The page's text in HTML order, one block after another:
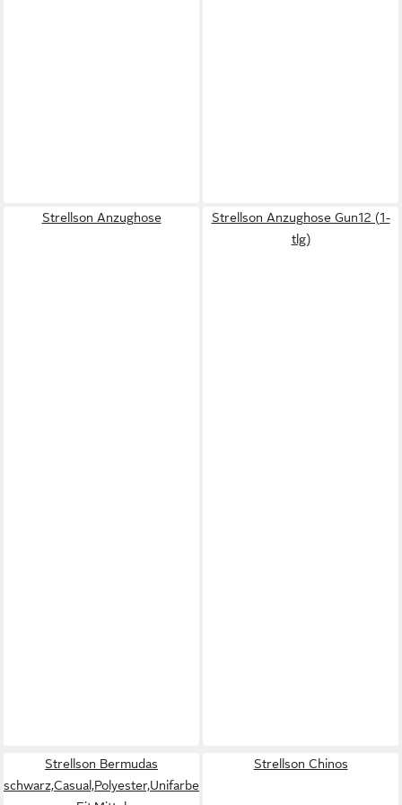
Strellson Anzughose
Strellson Anzughose Gun12 (1-
tlg)
Strellson Bermudas
schwarz,Casual,Polyester,Unifarben,Regular
Strellson Chinos